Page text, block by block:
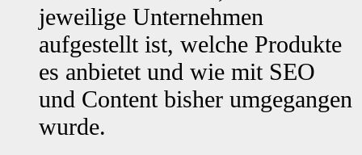
jeweilige Unternehmen
aufgestellt ist, welche Produkte
es anbietet und wie mit SEO
und Content bisher umgegangen
wurde.